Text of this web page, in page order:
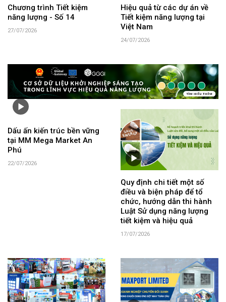
Chương trình Tiết kiệm
năng lượng - Số 14
27/07/2026
Hiệu quả từ các dự án về
Tiết kiệm năng lượng tại
Việt Nam
24/07/2026
Dấu ấn kiến trúc bền vững
tại MM Mega Market An
Phú
22/07/2026
Quy định chi tiết một số
điều và biện pháp để tổ
chức, hướng dẫn thi hành
Luật Sử dụng năng lượng
tiết kiệm và hiệu quả
17/07/2026